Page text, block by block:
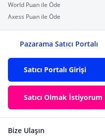
World Puan ile Öde
Axess Puan ile Öde
Pazarama Satıcı Portalı
Satıcı Portalı Girişi
Satıcı Olmak İstiyorum
Bize Ulaşın